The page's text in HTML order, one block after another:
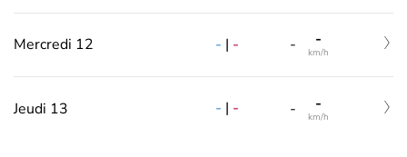
Mercredi 12 - | - - -
km/h
Jeudi 13 - | - - -
km/h